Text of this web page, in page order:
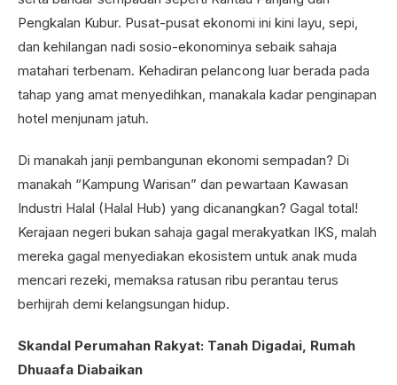
Pengkalan Kubur. Pusat-pusat ekonomi ini kini layu, sepi,
dan kehilangan nadi sosio-ekonominya sebaik sahaja
matahari terbenam. Kehadiran pelancong luar berada pada
tahap yang amat menyedihkan, manakala kadar penginapan
hotel menjunam jatuh.
Di manakah janji pembangunan ekonomi sempadan? Di
manakah “Kampung Warisan” dan pewartaan Kawasan
Industri Halal (Halal Hub) yang dicanangkan? Gagal total!
Kerajaan negeri bukan sahaja gagal merakyatkan IKS, malah
mereka gagal menyediakan ekosistem untuk anak muda
mencari rezeki, memaksa ratusan ribu perantau terus
berhijrah demi kelangsungan hidup.
Skandal Perumahan Rakyat: Tanah Digadai, Rumah
Dhuaafa Diabaikan